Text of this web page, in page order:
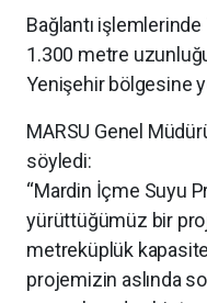
Bağlantı
1.300 metre
Yenişehir bölgesine
MARSU Genel
söyledi:
“Mardin İçme Suyu
yürüttüğümüz bir
metreküplük
projemizin aslında